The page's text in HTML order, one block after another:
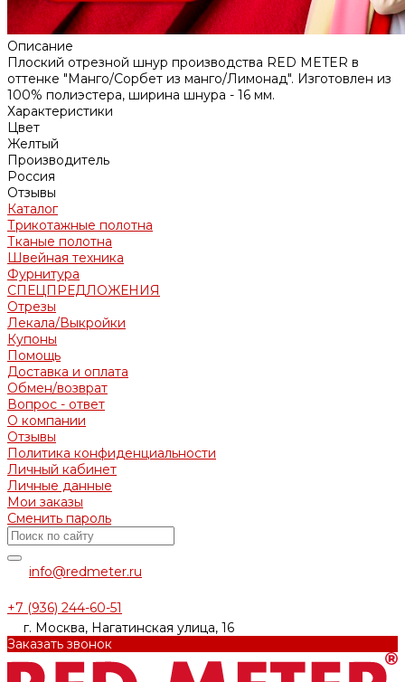
Описание
Плоский отрезной шнур производства RED METER в
оттенке "Манго/Сорбет из манго/Лимонад". Изготовлен из
100% полиэстера, ширина шнура - 16 мм.
Характеристики
Цвет
Желтый
Производитель
Россия
Отзывы
Каталог
Трикотажные полотна
Тканые полотна
Швейная техника
Фурнитура
СПЕЦПРЕДЛОЖЕНИЯ
Отрезы
Лекала/Выкройки
Купоны
Помощь
Доставка и оплата
Обмен/возврат
Вопрос - ответ
О компании
Отзывы
Политика конфиденциальности
Личный кабинет
Личные данные
Мои заказы
Сменить пароль
info@redmeter.ru
+7 (936) 244-60-51
г. Москва, Нагатинская улица, 16
Заказать звонок